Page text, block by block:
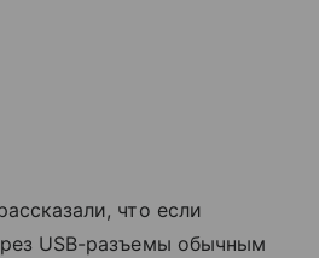
что если
USB-разъемы обычным